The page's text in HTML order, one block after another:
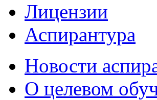
Лицензии
Аспирантура
Новости
О целевом